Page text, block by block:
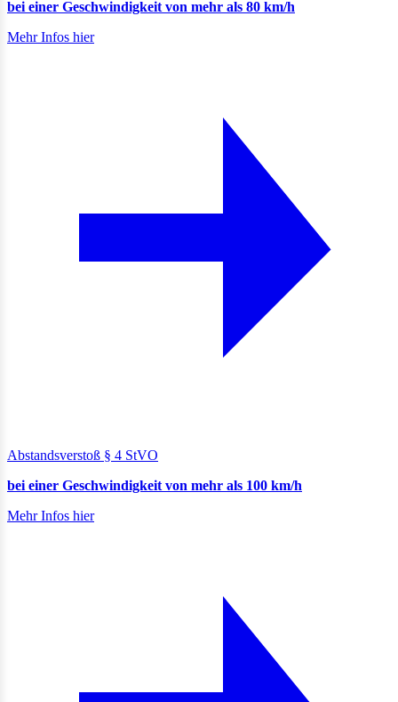
bei einer Geschwindigkeit von mehr als 80 km/h
Mehr Infos hier
Abstandsverstoß § 4 StVO
bei einer Geschwindigkeit von mehr als 100 km/h
Mehr Infos hier